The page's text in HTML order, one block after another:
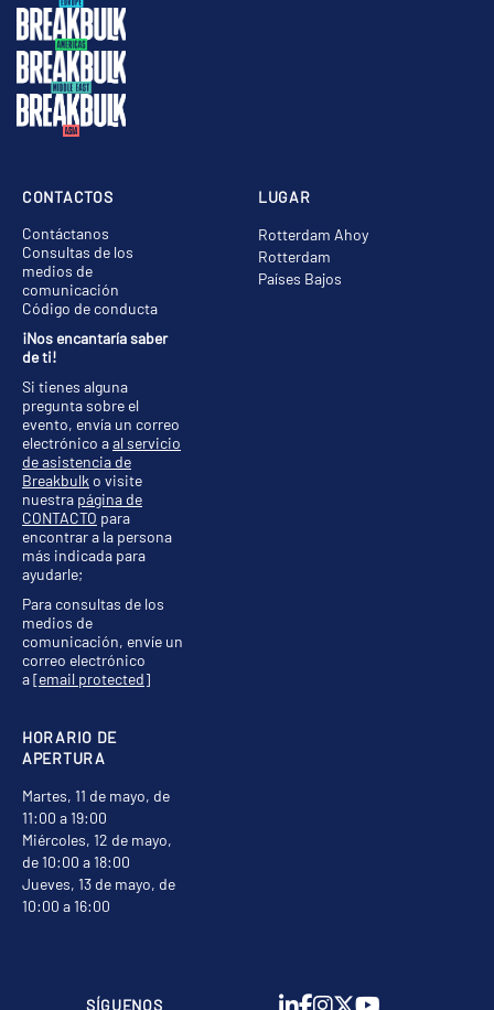
LUGAR
Rotterdam Ahoy
Rotterdam
Países Bajos
HORARIO DE
APERTURA
Martes, 11 de mayo, de
11:00 a 19:00
Miércoles, 12 de mayo,
de 10:00 a 18:00
Jueves, 13 de mayo, de
10:00 a 16:00
CONTACTOS
Contáctanos
Consultas de los
medios de
comunicación
Código de conducta
¡Nos encantaría saber
de ti!
Si tienes alguna
pregunta sobre el
evento, envía un correo
electrónico aal servicio
de asistencia de
Breakbulk o visite
nuestra página de
CONTACTO para
encontrar a la persona
más indicada para
ayudarle;
Para consultas de los
medios de
comunicación, envíe un
correo electrónico
a[email protected]
SÍGUENOS